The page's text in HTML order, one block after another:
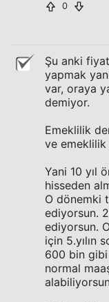
0
Şu anki
yapmak
var, oraya
demiyor.
Emeklilik
ve
Yani 10 yıl
hisseden
O dönemki
ediyorsun.
ediyorsun.
için 5.yılın
600 bin gibi
normal